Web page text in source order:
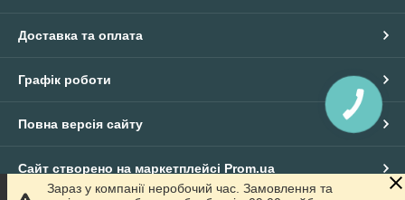
Доставка та оплата
Графік роботи
Повна версія сайту
Сайт створено на маркетплейсі Prom.ua
Зараз у компанії неробочий час. Замовлення та
КНОПКА
ЗВ'ЯЗКУ